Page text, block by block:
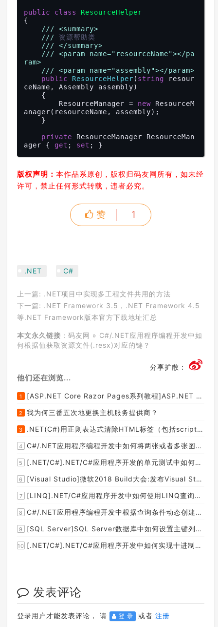
public class
ResourceHelper
{
///
<summary>
/// 资源帮助类
///
</summary>
///
<param name="resourceName"></pa
ram>
///
<param name="assembly"></param>
public
ResourceHelper ( string
resour
ceName, Assembly assembly)
{
        ResourceManager =
new ResourceM
anager(resourceName, assembly);
private ResourceManager ResourceMan
ager { get ; set ; }
g value
{
        DictionaryEntry entry = Resourc
hread.CurrentCulture, true,
e<DictionaryEntry>().FirstOrDefault(dic
tionaryEntry => dictionaryEntry.Value.T
oString() == value);
ng name
GetString(name);
return !string .IsNullOrEmpty(
va
lue) ?
    }
版权声明： 本作品系原创，版权归码友网所有，如未经
许可，禁止任何形式转载，违者必究。
赞 1
.NET C#
上一篇: .NET项目中实现多工程文件共用的方法
下一篇: .NET Framework 3.5，.NET Framework 4.5
等.NET Framework版本官方下载地址汇总
本文永久链接 ： 码友网 » C#/.NET应用程序编程开发中如
何根据值获取资源文件(.resx)对应的键？
分享扩散：
他们还在浏览...
1 [ASP.NET Core Razor Pages系列教程]ASP.NET Core Razor Pages中的PageModel(09)
2 我为何三番五次地更换主机服务提供商？
3 .NET(C#)用正则表达式清除HTML标签（包括script和style），保留纯本文
4 C#/.NET应用程序编程开发中如何将两张或者多张图片合并成一张图片？
5 [.NET/C#].NET/C#应用程序开发的单元测试中如何获取当前程序集所在的目录路径？
6 [Visual Studio]微软2018 Build大会:发布Visual Studio,Visual Stuido for Mac,.NET Core以及Xamarin.Forms的最新版本及更新
7 [LINQ].NET/C#应用程序开发中如何使用LINQ查询集合中元素的某个属性值在另外一个集合中存在的子集？
8 C#/.NET应用程序编程开发中根据查询条件动态创建LINQ的Where查询表达式的实现方案
9 [SQL Server]SQL Server数据库中如何设置主键列为自增列？
10 [.NET/C#].NET/C#应用程序开发中如何实现十进制数字和十六进制间的相互转换呢？
发表评论
登录用户才能发表评论， 请 登 录 或者 注册